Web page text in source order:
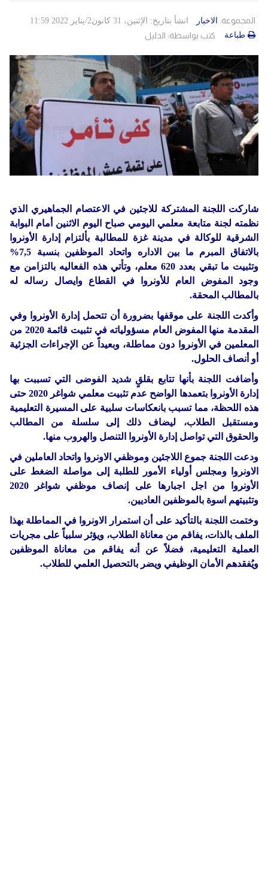
المجموعة: الاخبار انشأ بتاريخ: الإثنين، 31 كانون2/يناير 2022 11:59
كتب بواسطة: الدليل طباعة
شاركت اللجنة المشتركة للاجئين في الاعتصام الجماهيري الذي
نظمته لجنة متابعة معلمي اليومي صباح اليوم الاثنين أمام البوابة
الشرقية للوكالة في مدينة غزة للمطالبة بألتزام إدارة الأونروا
بالاتفاق المبرم ما بين الاداره واتحاد الموظفين بنسبة 7,5%
وتثبيت ما تبقي بعدد 620 معلم، وتأتي هذه الفعاليه بالتزامن مع
وجود المفوض العام للأونروا في القطاع وايصال رساله له
بالمطالب المحقة.
وأكدت اللجنة على موقفها بضرورة أن تتحمل إدارة الأونروا وفي
المقدمة منها المفوض العام مسؤولياته في تثبيت قائمة 2020 من
المعلمين في الأونروا دون مماطلة، وبعيداً عن الإجراءات الجزئية
أو أنصاف الحلول.
وأضافت اللجنة بأنها تتابع بقلقٍ شديد الفوضى التي تسببت بها
إدارة الأونروا بتعمدها الواضح عدم تثبيت معلمي شواغر 2020 حتى
هذه اللحظة، مما تسبب بانعكاسات سلبية على المسيرة التعليمية
ومستقبل الطلاب، ليضاف ذلك إلى سلسلة من المطالب
والحقوق التي تواصل إدارة الأونروا التنصل والهروب منها.
ودعت اللجنة جموع اللاجئين وموظفي الاونروا واتحاد العاملين في
الاونروا ومجلس أولياء الأمور للطلبة إلى مواصلة الضغط على
الأونروا من اجل اجبارها على إنصاف موظفي شواغر 2020
وتثبيتهم اسوة بالموظفين العاديين.
وختمت اللجنة بالتأكيد على أن استمرار الاونروا في المماطلة بهذا
الملف بالذات، يفاقم من معاناة الطلاب، ويؤثر سلبياً على مجريات
العملية التعليمية، فضلاً عن أنه يفاقم من معاناة الموظفين
ويُفقدهم الأمان الوظيفي ويضر بالتحصيل العلمي للطلاب.